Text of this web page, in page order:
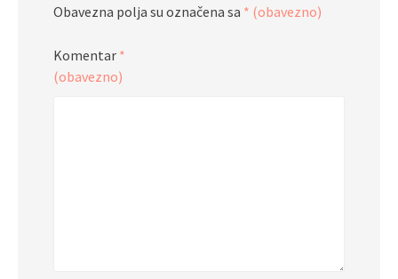
Obavezna polja su označena sa * (obavezno)
Komentar *
(obavezno)